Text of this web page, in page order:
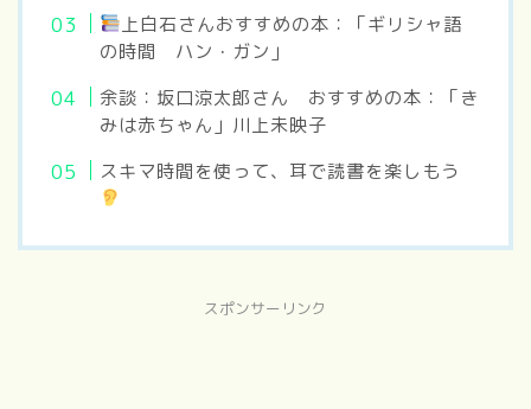
上白石さんおすすめの本：「ギリシャ語
の時間 ハン・ガン」
余談：坂口涼太郎さん おすすめの本：「き
みは赤ちゃん」川上未映子
スキマ時間を使って、耳で読書を楽しもう
スポンサーリンク